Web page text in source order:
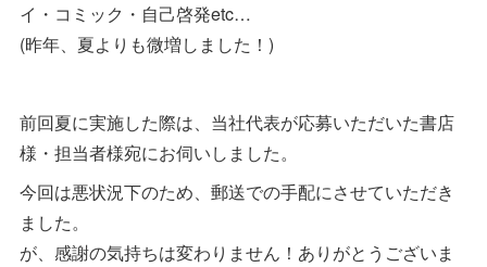
イ・コミック・自己啓発etc…
(昨年、夏よりも微増しました！)
前回夏に実施した際は、当社代表が応募いただいた書店
様・担当者様宛にお伺いしました。
今回は悪状況下のため、郵送での手配にさせていただき
ました。
が、感謝の気持ちは変わりません！ありがとうございま